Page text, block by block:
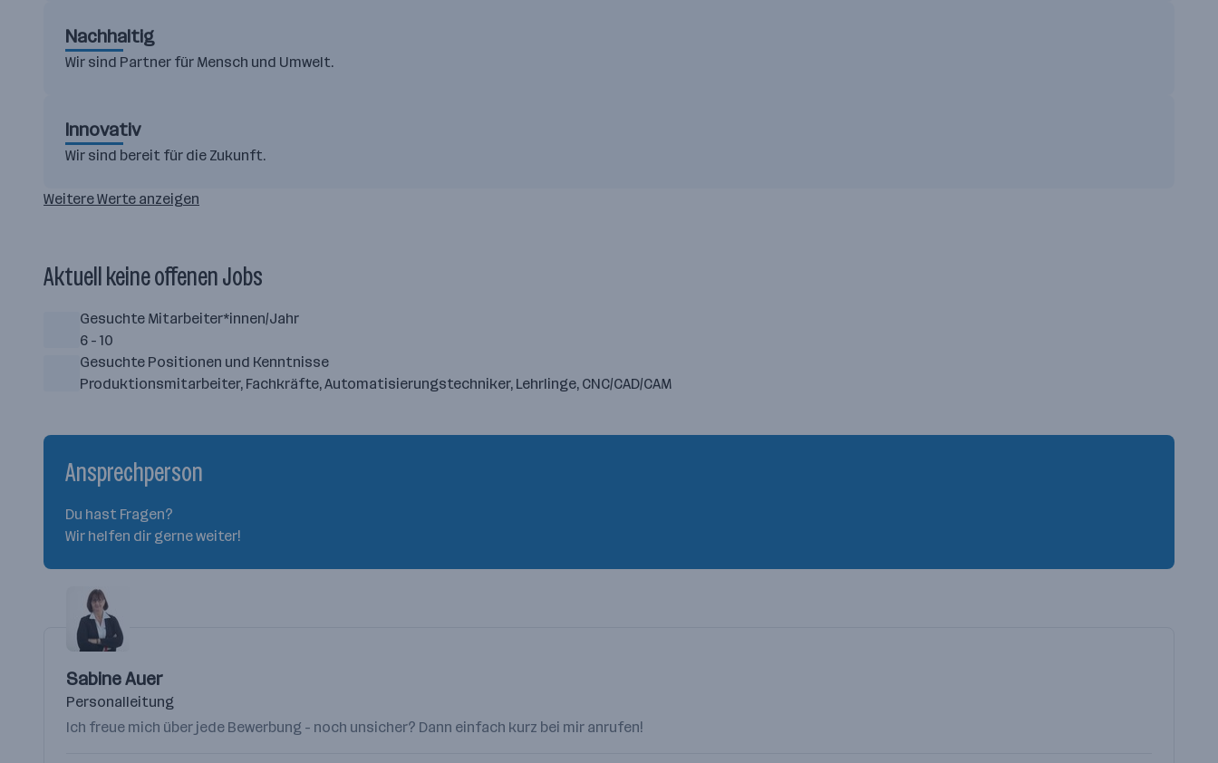
Nachhaltig
Wir sind Partner für Mensch und Umwelt.
Innovativ
Wir sind bereit für die Zukunft.
Weitere Werte anzeigen
Aktuell keine offenen Jobs
Gesuchte Mitarbeiter*innen/Jahr
6 - 10
Gesuchte Positionen und Kenntnisse
Produktionsmitarbeiter, Fachkräfte, Automatisierungstechniker, Lehrlinge, CNC/CAD/CAM
Ansprechperson
Du hast Fragen?
Wir helfen dir gerne weiter!
Sabine Auer
Personalleitung
Ich freue mich über jede Bewerbung - noch unsicher? Dann einfach kurz bei mir anrufen!